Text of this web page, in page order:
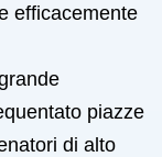
efficacemente
piazze
di alto